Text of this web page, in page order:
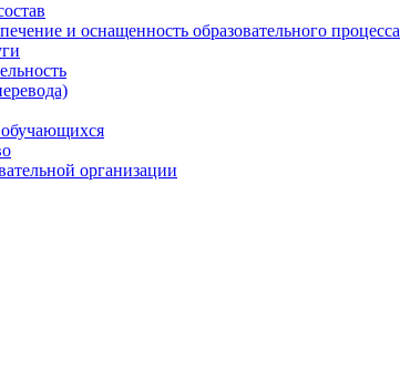
и оснащенность образовательного процесса
организации